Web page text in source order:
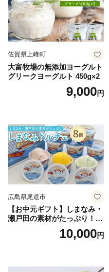
佐賀県上峰町
大富牧場の無添加ヨーグルト
グリークヨーグルト 450g×2
9,000円
広島県尾道市
【お中元ギフト】しまなみ・
瀬戸田の素材がたっぷり！ジ
10,000円